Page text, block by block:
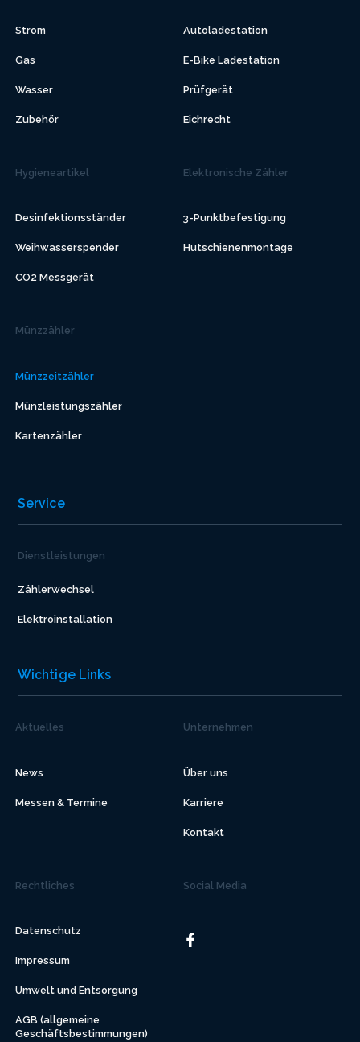
Strom
Gas
Wasser
Zubehör
Autoladestation
E-Bike Ladestation
Prüfgerät
Eichrecht
Hygieneartikel
Desinfektionsständer
Weihwasserspender
CO2 Messgerät
Elektronische Zähler
3-Punktbefestigung
Hutschienenmontage
Münzzähler
Münzzeitzähler
Münzleistungszähler
Kartenzähler
Service
Dienstleistungen
Zählerwechsel
Elektroinstallation
Wichtige Links
Aktuelles
News
Messen & Termine
Unternehmen
Über uns
Karriere
Kontakt
Rechtliches
Datenschutz
Impressum
Umwelt und Entsorgung
AGB (allgemeine
Geschäftsbestimmungen)
Social Media